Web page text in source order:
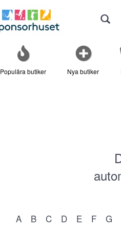
Populära butiker Nya butiker
A B C D E F G